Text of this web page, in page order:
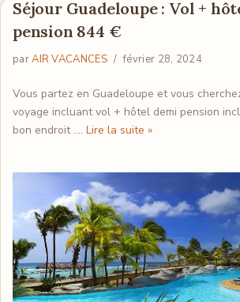
Séjour Guadeloupe : Vol +
pension 844 €
parAIR VACANCES février 28, 2024
Vous partez en Guadeloupe et vous
voyage incluant vol + hôtel demi pension
bon endroit .… Lire la suite »